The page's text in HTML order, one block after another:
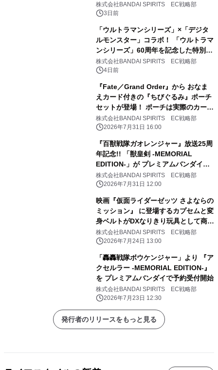
株式会社BANDAI SPIRITS EC戦略部
3日前
「ウルトラマンシリーズ」×「デジタ
ルモンスター」コラボ！ 「ウルトラマ
ンシリーズ」60周年を記念した特別デ
ザインの 『デジタルモンスター
COLOR』が登場！
株式会社BANDAI SPIRITS EC戦略部
4日前
『Fate／Grand Order』から おなま
えカード付きの『ちびぐるみ』ポーチ
セットが登場！ ポーチは実際のカード
デザインがモチーフとなっておりま
す。
株式会社BANDAI SPIRITS EC戦略部
2026年7月31日 16:00
『百獣戦隊ガオレンジャー』放送25周
年記念!! 「獣皇剣 -MEMORIAL
EDITION-」が プレミアムバンダイで
予約受付開始
株式会社BANDAI SPIRITS EC戦略部
2026年7月31日 12:00
映画『仮面ライダーゼッツ さよならの
ミッション』 に登場するカプセムと変
身ベルトがDXなりきり玩具として商品
化！ それぞれキャストボイスも収録！
株式会社BANDAI SPIRITS EC戦略部
2026年7月24日 13:00
「轟轟戦隊ボウケンジャー」より 『ア
クセルラー -MEMORIAL EDITION-』
を プレミアムバンダイで予約受付開始
株式会社BANDAI SPIRITS EC戦略部
2026年7月23日 12:30
発行者のリリースをもっと見る